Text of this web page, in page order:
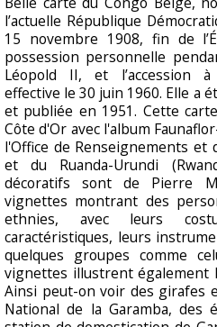
l’actuelle République
15 novembre 1908, fin de
possession personnelle
Léopold II, et l’accession à
effective le 30 juin 1960. Elle a
et publiée en 1951. Cette
Côte d'Or avec l'album
l'Office de Renseignements et
et du Ruanda-Urundi
décoratifs sont de Pierre
vignettes montrant des
ethnies, avec leurs
caractéristiques, leurs
quelques groupes comme
vignettes illustrent également
Ainsi peut-on voir des girafes
National de la Garamba, des